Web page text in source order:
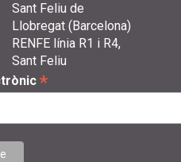
Sant Feliu de
Llobregat (Barcelona)
RENFE línia R1 i R4,
Sant Feliu
*